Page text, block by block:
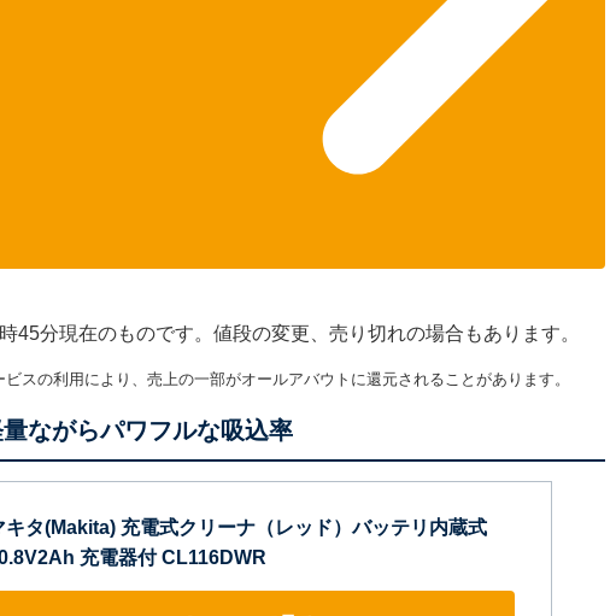
分現在のものです。値段の変更、売り切れの場合もあります。
スの利用により、売上の一部がオールアバウトに還元されることがあります。
ながらパワフルな吸込率
キタ(Makita) 充電式クリーナ（レッド）バッテリ内蔵式
充電器付 CL116DWR